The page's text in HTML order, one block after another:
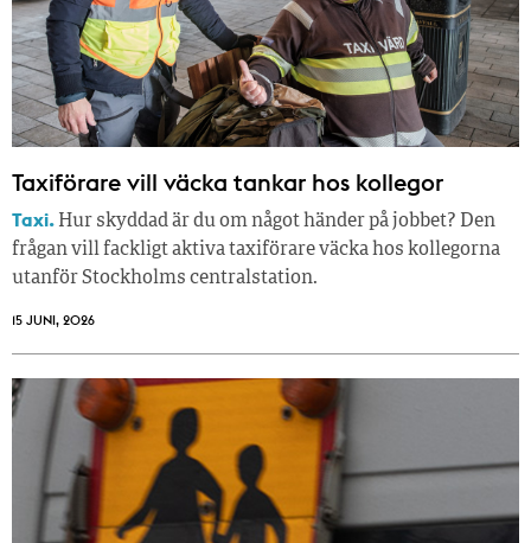
Taxiförare vill väcka tankar hos kollegor
Taxi. Hur skyddad är du om något händer på jobbet? Den
frågan vill fackligt aktiva taxiförare väcka hos kollegorna
utanför Stockholms centralstation.
15 JUNI, 2026